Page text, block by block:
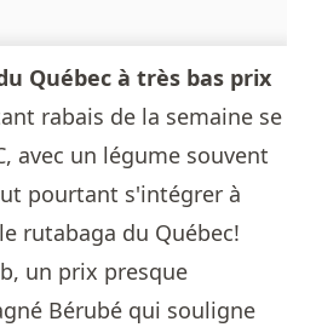
Québec à très bas prix
rabais de la semaine se
avec un légume souvent
pourtant s'intégrer à
rutabaga du Québec!
un prix presque
Bérubé qui souligne